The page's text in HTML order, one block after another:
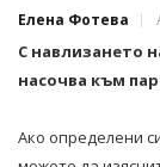
Елена Фотева
С навлизането
насочва към
Ако определени